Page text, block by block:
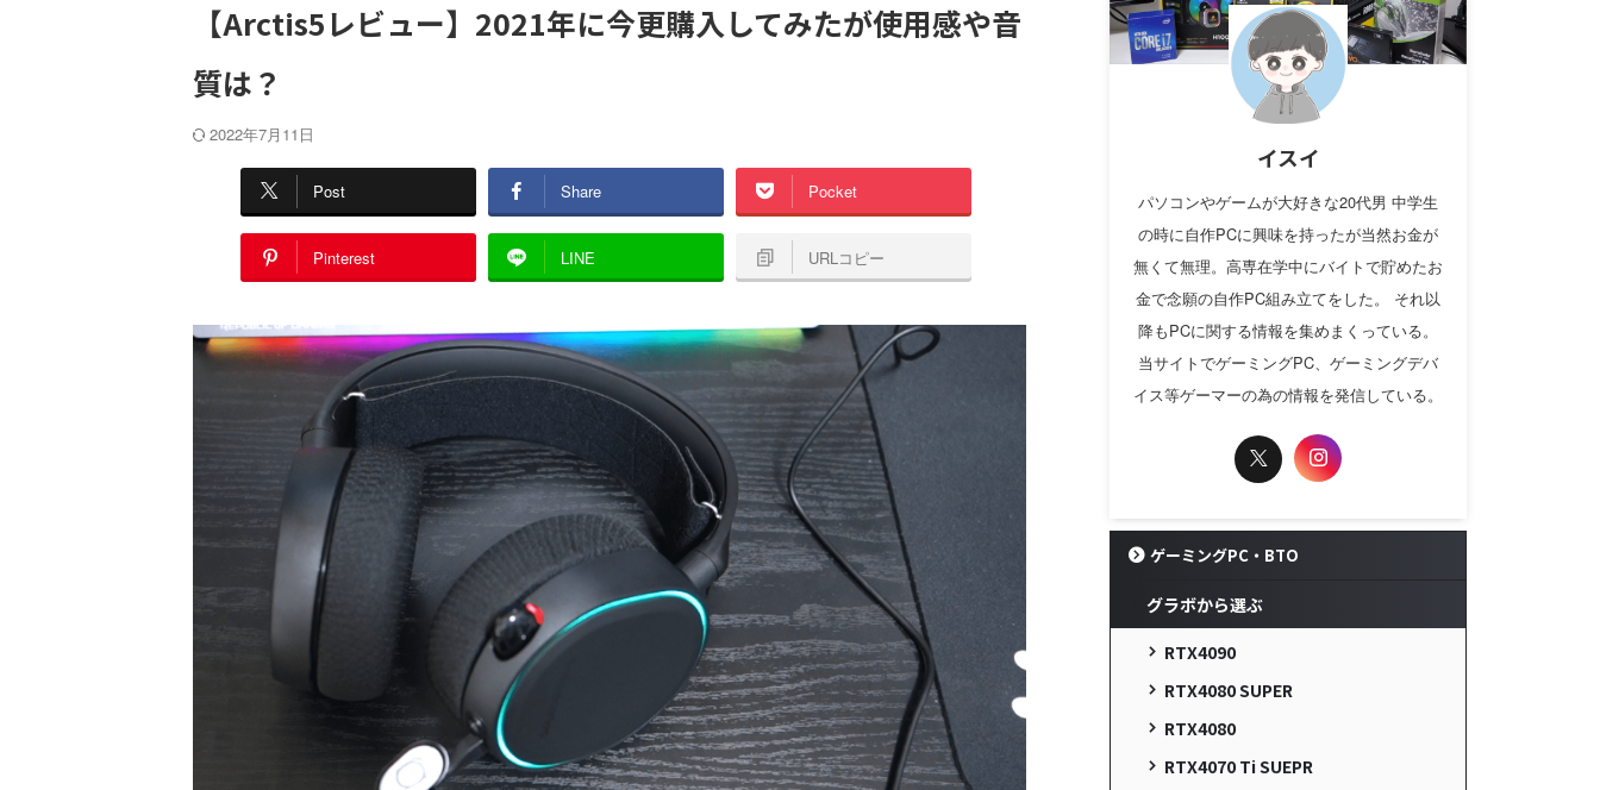
【Arctis5レビュー】2021年に今更購入してみたが使用感や音
質は？
2022年7月11日
Post Share Pocket
Pinterest LINE URLコピー
イスイ
パソコンやゲームが大好きな20代男 中学生
の時に自作PCに興味を持ったが当然お金が
無くて無理。高専在学中にバイトで貯めたお
金で念願の自作PC組み立てをした。 それ以
降もPCに関する情報を集めまくっている。
当サイトでゲーミングPC、ゲーミングデバ
イス等ゲーマーの為の情報を発信している。
ゲーミングPC・BTO
グラボから選ぶ
RTX4090
RTX4080 SUPER
RTX4080
RTX4070 Ti SUEPR